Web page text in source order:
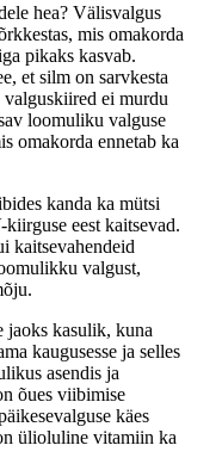
hea? Välisvalgus
mis omakorda
pikaks kasvab.
et silm on sarvkesta
ei murdu
loomuliku valguse
omakorda ennetab ka
kanda ka mütsi
eest kaitsevad.
kaitsevahendeid
valgust,
jaoks kasulik, kuna
kaugusesse ja selles
asendis ja
õues viibimise
käes
ülioluline vitamiin ka